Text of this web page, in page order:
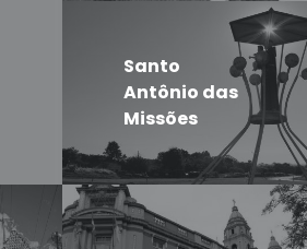
Santo
Antônio das
Missões